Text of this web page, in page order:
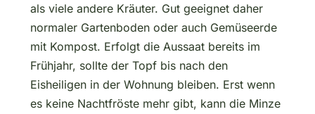
als viele andere Kräuter. Gut geeignet daher
normaler Gartenboden oder auch Gemüseerde
mit Kompost. Erfolgt die Aussaat bereits im
Frühjahr, sollte der Topf bis nach den
Eisheiligen in der Wohnung bleiben. Erst wenn
es keine Nachtfröste mehr gibt, kann die Minze